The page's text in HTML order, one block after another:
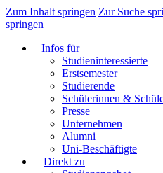
Zum Inhalt springen Zur Suche
springen
Infos für
Studieninteressierte
Erstsemester
Studierende
Schülerinnen &
Presse
Unternehmen
Alumni
Uni-Beschäftigte
Direkt zu